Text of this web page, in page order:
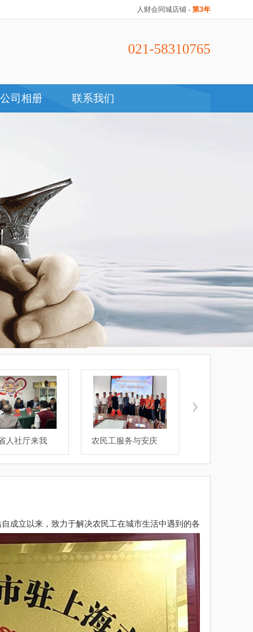
人财会同城店铺 - 第3年
021-58310765
公司相册 联系我们
人社厅来我 农民工服务与安庆
成立以来，致力于解决农民工在城市生活中遇到的各